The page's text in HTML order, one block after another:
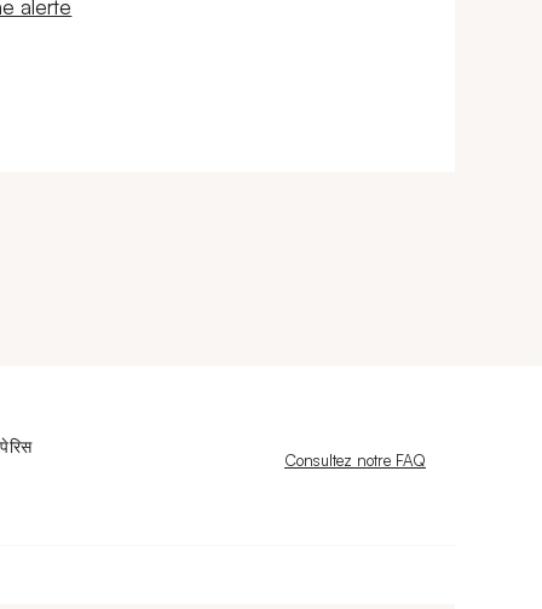
fenêtre
alerte
Nouvelle fenêtre
Consultez notre FAQ